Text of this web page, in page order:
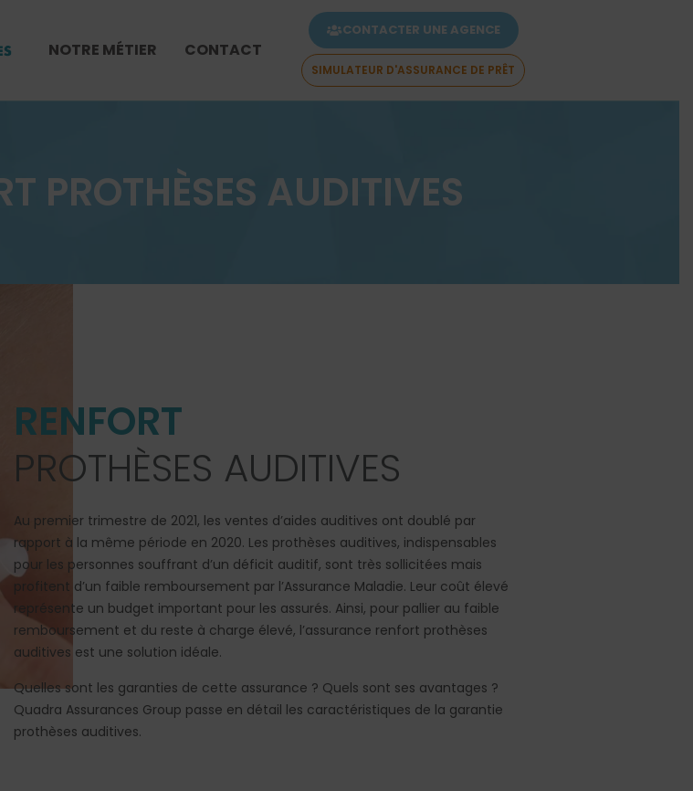
NOTRE MÉTIER CONTACT
CONTACTER UNE AGENCE
SIMULATEUR D'ASSURANCE DE PRÊT
PROTHÈSES AUDITIVES
RENFORT
PROTHÈSES AUDITIVES
Au premier trimestre de 2021, les ventes d’aides auditives ont doublé par
rapport à la même période en 2020. Les prothèses auditives, indispensables
pour les personnes souffrant d’un déficit auditif, sont très sollicitées mais
profitent d’un faible remboursement par l’Assurance Maladie. Leur coût élevé
représente un budget important pour les assurés. Ainsi, pour pallier au faible
remboursement et du reste à charge élevé, l’assurance renfort prothèses
auditives est une solution idéale.
Quelles sont les garanties de cette assurance ? Quels sont ses avantages ?
Quadra Assurances Group passe en détail les caractéristiques de la garantie
prothèses auditives.